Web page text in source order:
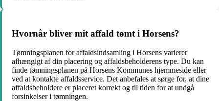
Hvornår bliver mit affald tømt i Horsens?
Tømningsplanen for affaldsindsamling i Horsens varierer
afhængigt af din placering og affaldsbeholderens type. Du kan
finde tømningsplanen på Horsens Kommunes hjemmeside eller
ved at kontakte affaldsservice. Det anbefales at sørge for, at dine
affaldsbeholdere er placeret korrekt og til tiden for at undgå
forsinkelser i tømningen.